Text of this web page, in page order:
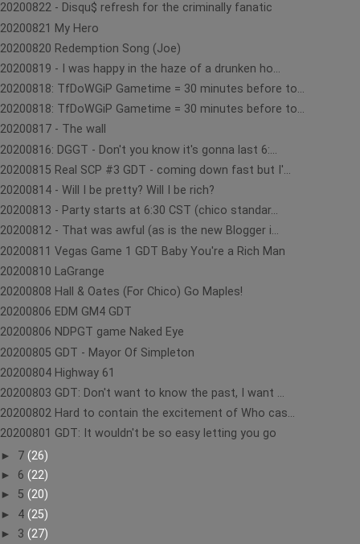
20200822 - Disqu$ refresh for the criminally fanatic
20200821 My Hero
20200820 Redemption Song (Joe)
20200819 - I was happy in the haze of a drunken ho...
20200818: TfDoWGiP Gametime = 30 minutes before to...
20200818: TfDoWGiP Gametime = 30 minutes before to...
20200817 - The wall
20200816: DGGT - Don't you know it's gonna last 6:...
20200815 Real SCP #3 GDT - coming down fast but I'...
20200814 - Will I be pretty? Will I be rich?
20200813 - Party starts at 6:30 CST (chico standar...
20200812 - That was awful (as is the new Blogger i...
20200811 Vegas Game 1 GDT Baby You're a Rich Man
20200810 LaGrange
20200808 Hall & Oates (For Chico) Go Maples!
20200806 EDM GM4 GDT
20200806 NDPGT game Naked Eye
20200805 GDT - Mayor Of Simpleton
20200804 Highway 61
20200803 GDT: Don't want to know the past, I want ...
20200802 Hard to contain the excitement of Who cas...
20200801 GDT: It wouldn't be so easy letting you go
► 7 (26)
► 6 (22)
► 5 (20)
► 4 (25)
► 3 (27)